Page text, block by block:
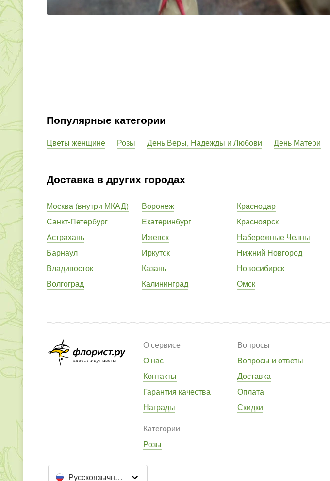
Популярные категории
Цветы женщине Розы День Веры, Надежды и Любови День Матери
Доставка в других городах
Москва (внутри МКАД)
Санкт-Петербург
Астрахань
Барнаул
Владивосток
Волгоград
Воронеж
Екатеринбург
Ижевск
Иркутск
Казань
Калининград
Краснодар
Красноярск
Набережные Челны
Нижний Новгород
Новосибирск
Омск
О сервисе
О нас
Контакты
Гарантия качества
Награды
Вопросы
Вопросы и ответы
Доставка
Оплата
Скидки
Категории
Розы
Русскоязычный сайт